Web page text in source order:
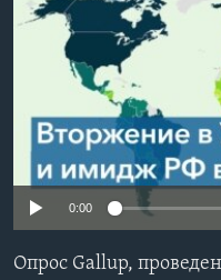
Learning English
СОЦИАЛЬНЫЕ СЕТИ
Языки
No media
0:00
Опрос Gallup,